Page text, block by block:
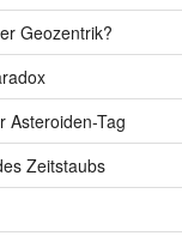
Geozentrik?
Asteroiden-Tag
Zeitstaubs